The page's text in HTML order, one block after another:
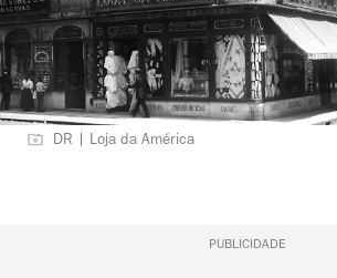
DR | Loja da América
PUBLICIDADE